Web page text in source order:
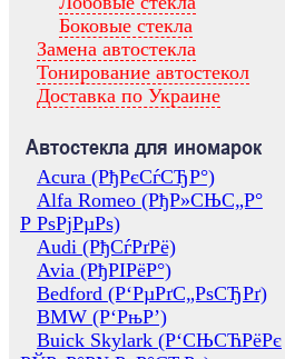
Боковые стекла
Замена автостекла
Тонирование автостекол
Доставка по Украине
Автостекла для иномарок
Acura (РђРєСѓСЂР°)
Alfa Romeo (РђР»СЊС„Р°
Р РѕРјРµРѕ)
Audi (РђСѓРґРё)
Avia (РђРІРёР°)
Bedford (Р‘РµРґС„РѕСЂРґ)
BMW (Р‘РњР’)
Buick Skylark (Р‘СЊСЋРёРє